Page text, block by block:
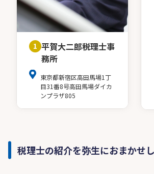
1 平賀大二郎税理士事
務所
東京都新宿区高田馬場1丁
目31番8号高田馬場ダイカ
ンプラザ805
税理士の紹介を弥生におまかせ